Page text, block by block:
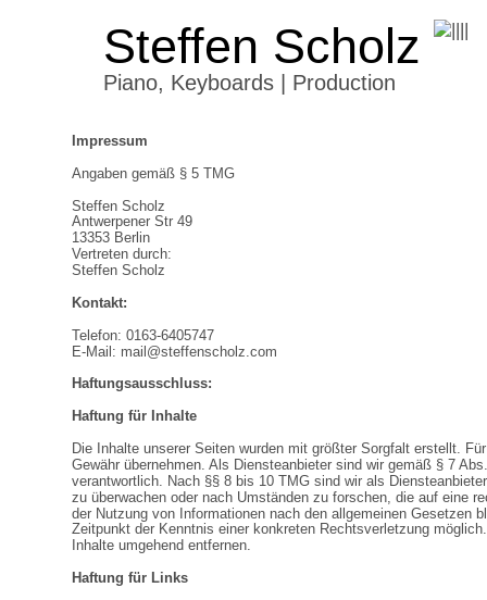
Steffen Scholz
Piano, Keyboards | Production
Impressum
Angaben gemäß § 5 TMG
Steffen Scholz
Antwerpener Str 49
13353 Berlin
Vertreten durch:
Steffen Scholz
Kontakt:
Telefon: 0163-6405747
E-Mail: mail@steffenscholz.com
Haftungsausschluss:
Haftung für Inhalte
Die Inhalte unserer Seiten wurden mit größter Sorgfalt erstellt.
Gewähr übernehmen. Als Diensteanbieter sind wir gemäß § 7
verantwortlich. Nach §§ 8 bis 10 TMG sind wir als
zu überwachen oder nach Umständen zu forschen, die auf eine
der Nutzung von Informationen nach den allgemeinen Gesetzen
Zeitpunkt der Kenntnis einer konkreten Rechtsverletzung
Inhalte umgehend entfernen.
Haftung für Links